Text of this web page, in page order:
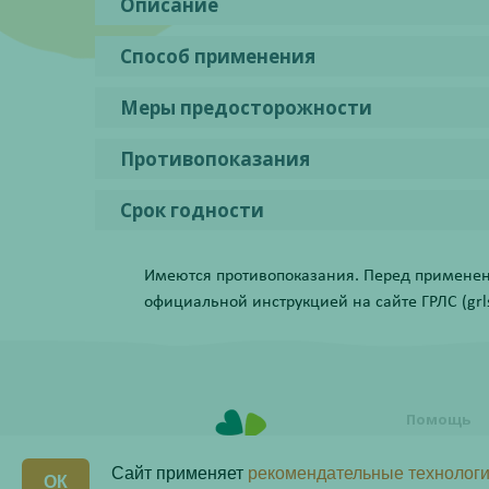
Способ применения
Меры предосторожности
Противопоказания
Срок годности
Имеются противопоказания. Перед
официальной инструкцией на сайте ГРЛС
Помощь
заказа
Сайт применяет рекомендательные
ОК